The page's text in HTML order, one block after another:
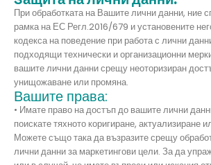
При обработката на Вашите лични данни, ние
рамка на ЕС Регл.2016/679 и установените
кодекса на поведение при работа с лични
подходящи технически и организационни
вашите лични данни срещу неоторизиран
унищожаване или промяна.
Вашите права:
• Имате право на достъп до вашите лични
поискате тяхното коригиране, актуализиране
Можете също така да възразите срещу
лични данни за маркетингови цели. За да